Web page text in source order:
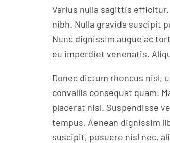
Varius nulla sagittis
nibh. Nulla gravida suscipit
Nunc dignissim augue ac
eu imperdiet venenatis.
Donec dictum rhoncus nisl,
convallis consequat quam.
placerat nisl. Suspendisse
tempus. Aenean dignissim
suscipit, posuere nisl nec,